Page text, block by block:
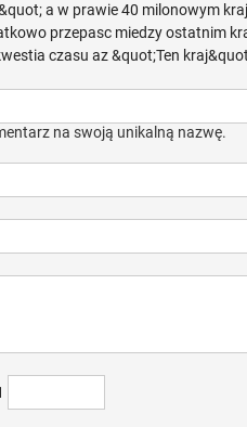
a w prawie 40 milonowym
przepasc miedzy ostatnim
czasu az &quot;Ten
na swoją unikalną nazwę.